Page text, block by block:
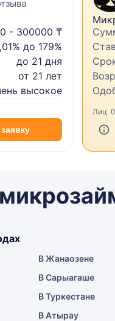
- 300000 ₸
до 179%
до 21 дня
от 21 лет
высокое
Лиц.
В Жанаозене
В Сарыагаше
В Туркестане
В Атырау